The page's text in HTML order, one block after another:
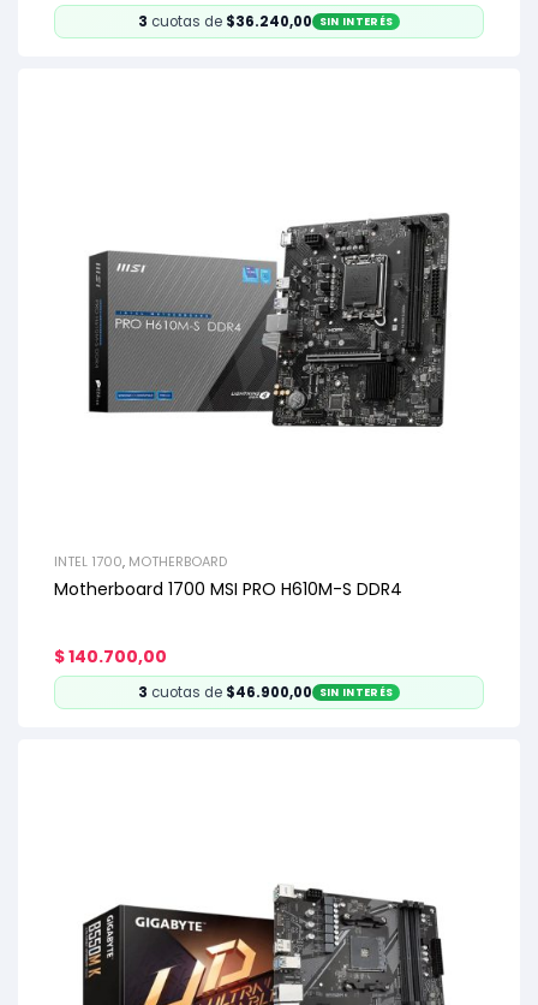
3 cuotas de $36.240,00 SIN INTERÉS
INTEL 1700, MOTHERBOARD
Motherboard 1700 MSI PRO H610M-S DDR4
$140.700,00
3 cuotas de $46.900,00 SIN INTERÉS